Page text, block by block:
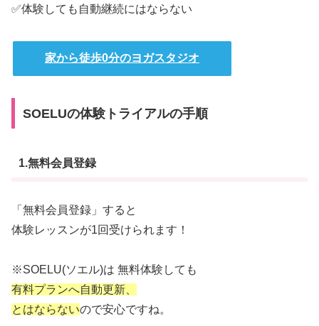
✅体験しても自動継続にはならない
家から徒歩0分のヨガスタジオ
SOELUの体験トライアルの手順
1.無料会員登録
「無料会員登録」すると
体験レッスンが1回受けられます！
※SOELU(ソエル)は 無料体験しても
有料プランへ自動更新、
とはならないので安心ですね。